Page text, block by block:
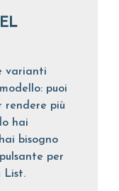
varianti
puoi
più
hai
bisogno
per
List.